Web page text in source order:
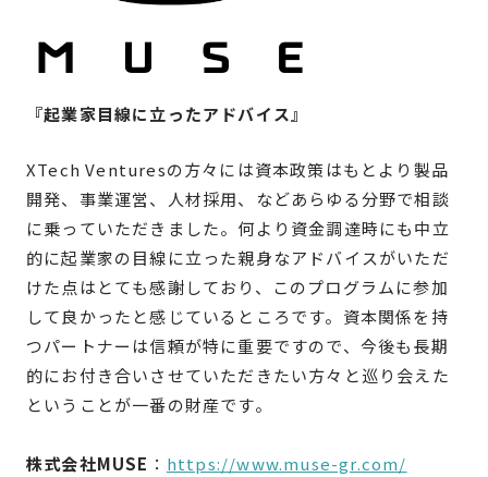
『起業家目線に立ったアドバイス』
XTech Venturesの方々には資本政策はもとより製品
開発、事業運営、人材採用、などあらゆる分野で相談
に乗っていただきました。何より資金調達時にも中立
的に起業家の目線に立った親身なアドバイスがいただ
けた点はとても感謝しており、このプログラムに参加
して良かったと感じているところです。資本関係を持
つパートナーは信頼が特に重要ですので、今後も長期
的にお付き合いさせていただきたい方々と巡り会えた
ということが一番の財産です。
株式会社MUSE ： https://www.muse-gr.com/